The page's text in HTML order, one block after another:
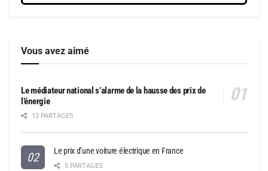
Vous avez aimé
Le médiateur national s’alarme de la hausse des prix de
l’énergie
12 PARTAGES
Le prix d’une voiture électrique en France
5 PARTAGES